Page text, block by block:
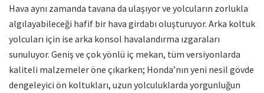
Hava aynı zamanda tavana da ulaşıyor ve yolcuların zorlukla
algılayabileceği hafif bir hava girdabı oluşturuyor. Arka koltuk
yolcuları için ise arka konsol havalandırma ızgaraları
sunuluyor. Geniş ve çok yönlü iç mekan, tüm versiyonlarda
kaliteli malzemeler öne çıkarken; Honda’nın yeni nesil gövde
dengeleyici ön koltukları, uzun yolculuklarda yorgunluğun